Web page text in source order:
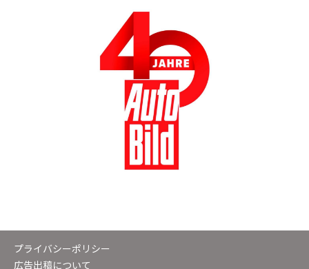
プライバシーポリシー
広告出稿について